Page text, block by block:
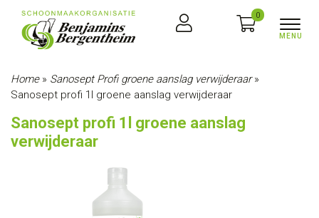
0
Home» Sanosept Profi groene aanslag verwijderaar»
Sanosept profi 1l groene aanslag verwijderaar
Sanosept profi 1l groene aanslag
verwijderaar